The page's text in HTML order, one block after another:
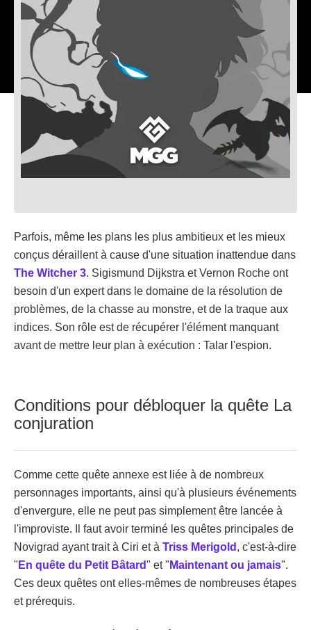
Parfois, même les plans les plus ambitieux et les mieux
conçus déraillent à cause d'une situation inattendue dans
The Witcher 3. Sigismund Dijkstra et Vernon Roche ont
besoin d'un expert dans le domaine de la résolution de
problèmes, de la chasse au monstre, et de la traque aux
indices. Son rôle est de récupérer l'élément manquant
avant de mettre leur plan à exécution : Talar l'espion.
Conditions pour débloquer la quête La
conjuration
Comme cette quête annexe est liée à de nombreux
personnages importants, ainsi qu'à plusieurs événements
d'envergure, elle ne peut pas simplement être lancée à
l'improviste. Il faut avoir terminé les quêtes principales de
Novigrad ayant trait à Ciri et à Triss Merigold , c'est-à-dire
" En quête du Petit Bâtard" et " Maintenant ou jamais".
Ces deux quêtes ont elles-mêmes de nombreuses étapes
et prérequis.